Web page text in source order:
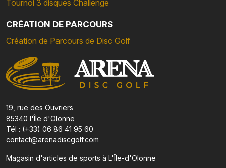
Tournoi 3 disques Challenge
CRÉATION DE PARCOURS
Création de Parcours de Disc Golf
19, rue des Ouvriers
85340 l'Île d'Olonne
Tél : (+33) 06 86 41 95 60
contact@arenadiscgolf.com
Magasin d'articles de sports à L'Île-d'Olonne